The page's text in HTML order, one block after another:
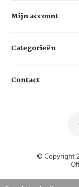
Mijn account
Categorieën
Contact
© Copyright